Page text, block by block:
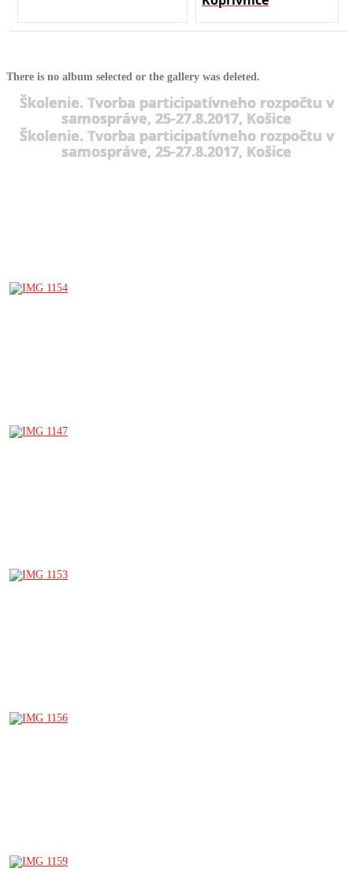
There is no album selected or the gallery was deleted.
Školenie. Tvorba participatívneho rozpočtu v
samospráve, 25-27.8.2017, Košice
Školenie. Tvorba participatívneho rozpočtu v
samospráve, 25-27.8.2017, Košice